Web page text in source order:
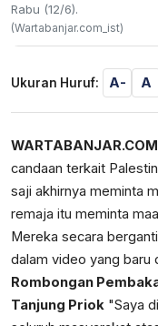
Rabu (12/6).
(Wartabanjar.com_ist)
Ukuran Huruf: A- A
WARTABANJAR.COM
candaan terkait
saji akhirnya meminta
remaja itu meminta
Mereka secara
dalam video yang baru
Rombongan
Tanjung Priok "Saya